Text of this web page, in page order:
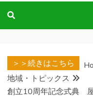
＞＞続きはこちら
地域・トピックス
創立10周年記念式典